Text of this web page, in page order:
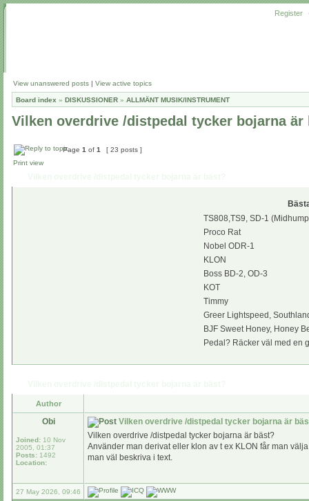
Register
View unanswered posts | View active topics
Board index » DISKUSSIONER » ALLMÄNT MUSIK/INSTRUMENT
Vilken overdrive /distpedal tycker bojarna är
Page 1 of 1
[ 23 posts ]
Print view
TS808,TS9, SD-1
Proco Rat
Nobel ODR-1
KLON
Boss BD-2, OD-3
KOT
Timmy
Greer Lightspeed,
BJF Sweet Honey, Honey
Pedal? Räcker väl med en
Author
Obi
Joined: 10 Nov
2005, 01:37
Posts: 1492
Location:
Vilken overdrive /distpedal tycker bojarna är
Vilken overdrive /distpedal tycker bojarna är bäst?
Använder man derivat eller klon av t ex KLON får man
man väl beskriva i text.
27 May 2026, 09:46